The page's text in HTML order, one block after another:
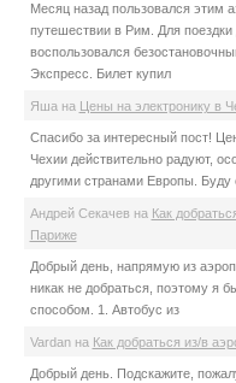
Месяц назад пользовался этим
путешествии в Рим. Для поездки
воспользовался
Экспресс. Билет купил
Яша на Цены на электронику в
Спасибо за интересный пост!
Чехии действительно радуют,
другими странами Европы. Буду
Андрей Секачев на Как
Париже
Добрый день, напрямую из
никак не добраться, поэтому я
способом. 1. Автобус из
Vardanна Как добраться из/в
Добрый день. Подскажите,